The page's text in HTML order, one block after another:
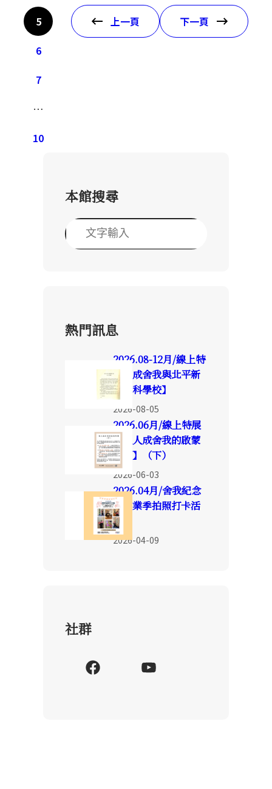
5
6
7
…
10
上一頁 下一頁
本館搜尋
搜
尋
熱門訊息
2026.08-12月/線上特
展【成舍我與北平新
聞專科學校】
2026-08-05
2026.06月/線上特展
【報人成舍我的啟蒙
時期】（下）
2026-06-03
2026.04月/舍我紀念
館畢業季拍照打卡活
動
2026-04-09
社群
F Y